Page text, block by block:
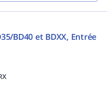
BD40 et BDXX, Entrée